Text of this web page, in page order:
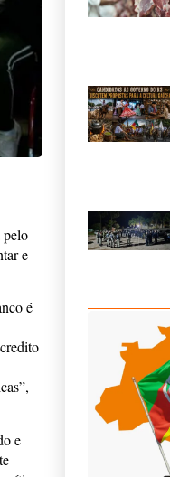
pelo
e
é
e